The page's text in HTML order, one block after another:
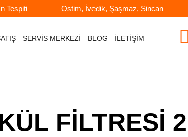
Tespiti Ostim, İvedik, Şaşmaz, Sincan
SERVİS MERKEZİ BLOG İLETİŞİM
FİLTRESİ